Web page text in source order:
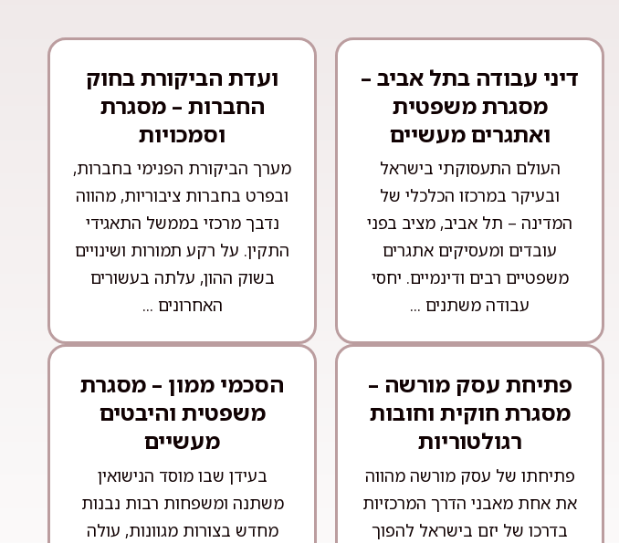
דיני עבודה בתל אביב –
מסגרת משפטית
ואתגרים מעשיים
העולם התעסוקתי בישראל
ובעיקר במרכזו הכלכלי של
המדינה – תל אביב, מציב בפני
עובדים ומעסיקים אתגרים
משפטיים רבים ודינמיים. יחסי
עבודה משתנים ...
ועדת הביקורת בחוק
החברות – מסגרת
וסמכויות
מערך הביקורת הפנימי בחברות,
ובפרט בחברות ציבוריות, מהווה
נדבך מרכזי בממשל התאגידי
התקין. על רקע תמורות ושינויים
בשוק ההון, עלתה בעשורים
האחרונים ...
פתיחת עסק מורשה –
מסגרת חוקית וחובות
רגולטוריות
פתיחתו של עסק מורשה מהווה
את אחת מאבני הדרך המרכזיות
בדרכו של יזם בישראל להפוך
הסכמי ממון – מסגרת
משפטית והיבטים
מעשיים
בעידן שבו מוסד הנישואין
משתנה ומשפחות רבות נבנות
מחדש בצורות מגוונות, עולה